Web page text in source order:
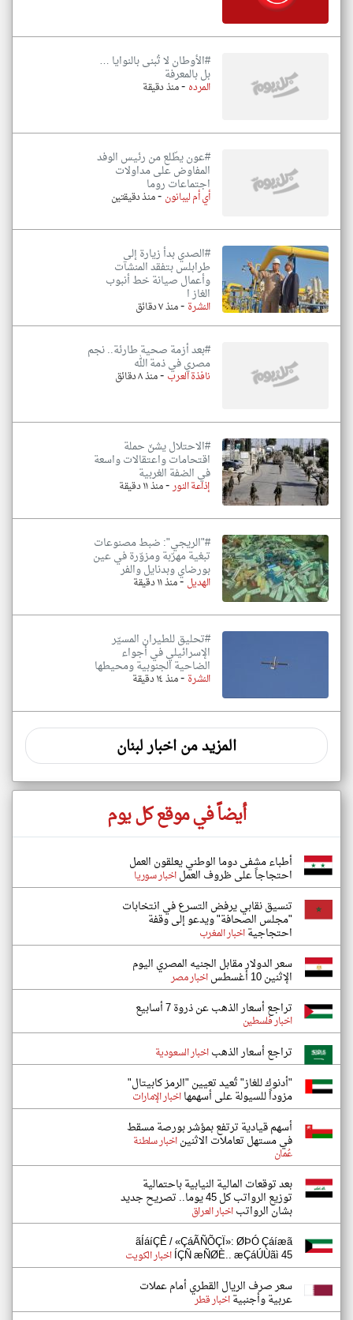
#الأوطان لا تُبنى بالنوايا …
بل بالمعرفة
المرده -منذ دقيقة
#عون يطّلع من رئيس الوفد
المفاوض على مداولات
اجتماعات روما
أي أم ليبانون-منذ دقيقتين
#الصدي بدأ زيارة إلى
طرابلس بتفقد المنشآت
وأعمال صيانة خط أنبوب
الغاز ا
النشرة -منذ ٧ دقائق
#بعد أزمة صحية طارئة.. نجم
مصري في ذمة الله
نافذة العرب -منذ ٨ دقائق
#الاحتلال يشنّ حملة
اقتحامات واعتقالات واسعة
في الضفة الغربية
إذاعة النور-منذ ١١ دقيقة
#"الريجي": ضبط مصنوعات
تبغية مهرّبة ومزوّرة في عين
بورضاي وبدنايل والفر
الهديل-منذ ١١ دقيقة
#تحليق للطيران المسيّر
الإسرائيلي في أجواء
الضاحية الجنوبية ومحيطها
النشرة -منذ ١٤ دقيقة
المزيد من اخبار لبنان
أيضاً في موقع كل يوم
أطباء مشفى دوما الوطني يعلقون العمل
احتجاجاً على ظروف العملاخبار سوريا
تنسيق نقابي يرفض التسرع في انتخابات
"مجلس الصحافة" ويدعو إلى وقفة
احتجاجيةاخبار المغرب
سعر الدولار مقابل الجنيه المصري اليوم
الإثنين 10 أغسطس اخبار مصر
تراجع أسعار الذهب عن ذروة 7 أسابيع
اخبار فلسطين
تراجع أسعار الذهباخبار السعودية
"أدنوك للغاز" تُعيد تعيين "الرمز كابيتال"
مزوداً للسيولة على أسهمهااخبار الإمارات
أسهم قيادية ترتفع بمؤشر بورصة مسقط
في مستهل تعاملات الاثنيناخبار سلطنة
عُمان
بعد توقعات المالية النيابية باحتمالية
توزيع الرواتب كل 45 يوما.. تصريح جديد
بشان الرواتباخبار العراق
ãÍáíÇÊ / «ÇáÃÑÕÇÏ»: ØÞÓ Çáíæã
ÍÇÑ æÑØÈ.. æÇáÚÙãì 45اخبار الكويت
سعر صرف الريال القطري أمام عملات
عربية وأجنبيةاخبار قطر